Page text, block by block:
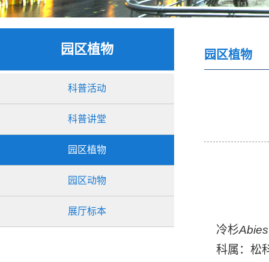
园区植物
科普活动
科普讲堂
园区植物
园区动物
展厅标本
园区植物
冷杉
科属：松